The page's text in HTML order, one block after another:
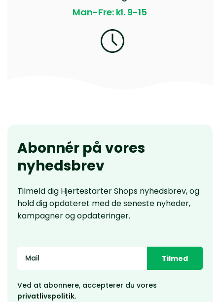
Man-Fre: kl. 9-15
Abonnér på vores
nyhedsbrev
Tilmeld dig Hjertestarter Shops nyhedsbrev, og
hold dig opdateret med de seneste nyheder,
kampagner og opdateringer.
Tilmed
Ved at abonnere, accepterer du vores
privatlivspolitik.